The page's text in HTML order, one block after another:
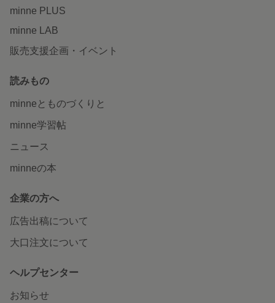
minne PLUS
minne LAB
販売支援企画・イベント
読みもの
minneとものづくりと
minne学習帖
ニュース
minneの本
企業の方へ
広告出稿について
大口注文について
ヘルプセンター
お知らせ